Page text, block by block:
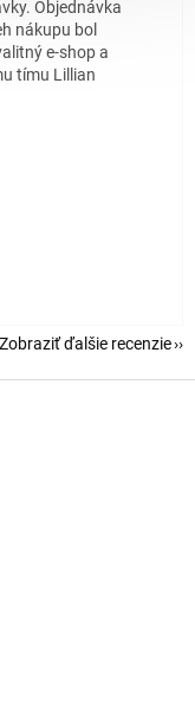
Objednávka
nákupu bol
e-shop a
tímu Lillian
Zobraziť ďalšie recenzie